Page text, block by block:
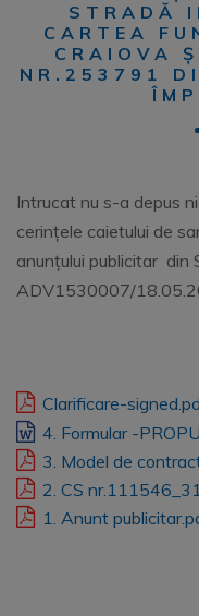
STRADĂ
CARTEA
CRAIOVA
NR.253791
Intrucat nu s-a depus
cerinţele caietului de
anunţului publicitar din
ADV1530007/
Clarificare-
4. Formular -
3. Model de
2. CS
1. Anunt